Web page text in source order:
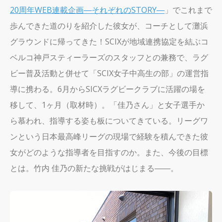
20周年WEB連載企画―それぞれのSTORY― 」でこれまで
歩んできた道のりを紹介した彼女が、コーチとして灘浜
グラウンドに帰ってきた！SCIXが地域連携協定を結ぶコ
ベルコ神戸スティーラーズのスタッフとの兼務で、ラグ
ビー普及活動と併せて「SCIX女子中高生の部」の運営指
導に携わる。6月からSICXラグビークラブに活躍の場を
移して、1ヶ月（取材時）。「佳乃さん」と女子選手か
ら慕われ、指導する姿も板についてきている。リーグワ
ンという日本最高峰リーグの現場で経験を積んできた彼
女がどのような指導者を目指すのか。また、今後の目標
とは。竹内 佳乃の新たな挑戦がはじまる――。